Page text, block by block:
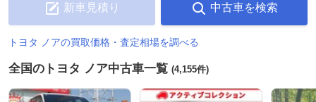
新車見積り 中古車を検索
トヨタ ノアの買取価格・査定相場を調べる
全国のトヨタ ノア中古車一覧 (4,155件)